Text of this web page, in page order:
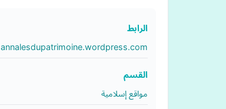
الرابط
annalesdupatrimoine.wordpress.com
القسم
مواقع إسلامية